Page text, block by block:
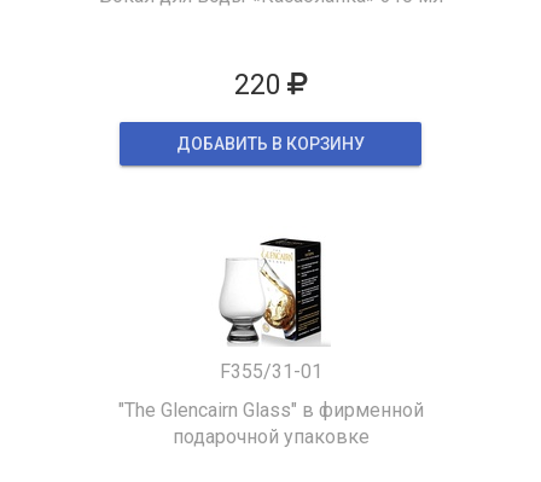
220
ДОБАВИТЬ В КОРЗИНУ
F355/31-01
"The Glencairn Glass" в фирменной
подарочной упаковке